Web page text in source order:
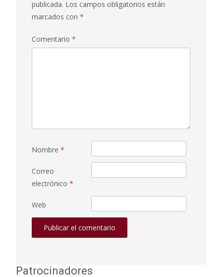
publicada. Los campos obligatorios están
marcados con *
Comentario *
Nombre *
Correo
electrónico *
Web
Patrocinadores